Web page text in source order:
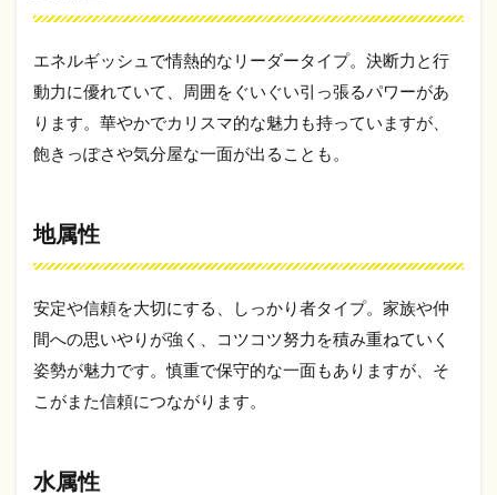
力
6
ま
と
め
エネルギッシュで情熱的なリーダータイプ。決断力と行
動力に優れていて、周囲をぐいぐい引っ張るパワーがあ
ります。華やかでカリスマ的な魅力も持っていますが、
飽きっぽさや気分屋な一面が出ることも。
地属性
安定や信頼を大切にする、しっかり者タイプ。家族や仲
間への思いやりが強く、コツコツ努力を積み重ねていく
姿勢が魅力です。慎重で保守的な一面もありますが、そ
こがまた信頼につながります。
水属性